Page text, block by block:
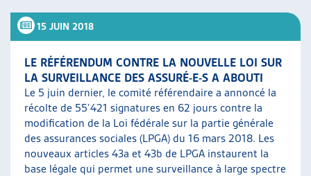
15 JUIN 2018
LE RÉFÉRENDUM CONTRE LA NOUVELLE LOI SUR
LA SURVEILLANCE DES ASSURÉ-E-S A ABOUTI
Le 5 juin dernier, le comité référendaire a annoncé la
récolte de 55’421 signatures en 62 jours contre la
modification de la Loi fédérale sur la partie générale
des assurances sociales (LPGA) du 16 mars 2018. Les
nouveaux articles 43a et 43b de LPGA instaurent la
base légale qui permet une surveillance à large spectre